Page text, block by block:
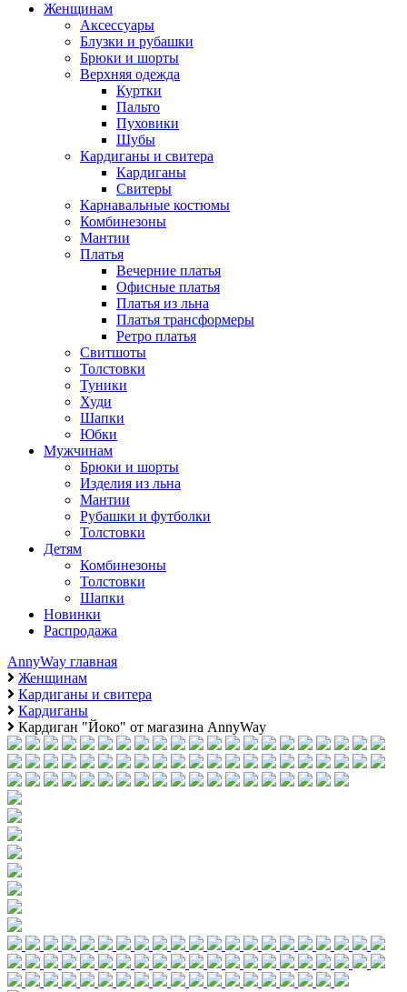
Женщинам
Аксессуары
Блузки и рубашки
Брюки и шорты
Верхняя одежда
Куртки
Пальто
Пуховики
Шубы
Кардиганы и свитера
Кардиганы
Свитеры
Карнавальные костюмы
Комбинезоны
Мантии
Платья
Вечерние платья
Офисные платья
Платья из льна
Платья трансформеры
Ретро платья
Свитшоты
Толстовки
Туники
Худи
Шапки
Юбки
Мужчинам
Брюки и шорты
Изделия из льна
Мантии
Рубашки и футболки
Толстовки
Детям
Комбинезоны
Толстовки
Шапки
Новинки
Распродажа
AnnyWay главная
Женщинам
Кардиганы и свитера
Кардиганы
Кардиган "Йоко" от магазина AnnyWay